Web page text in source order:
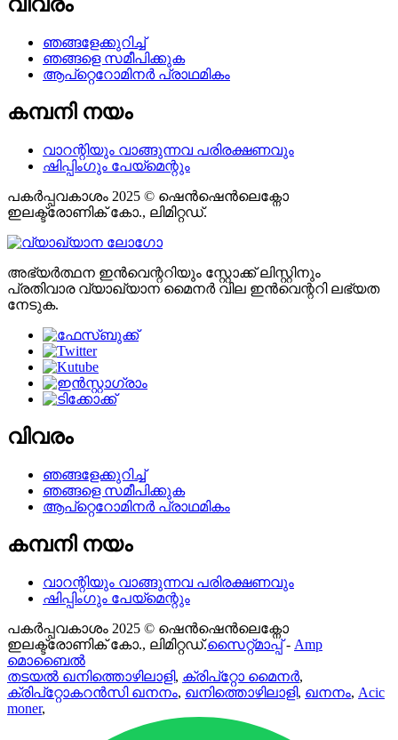
ഞങ്ങളേക്കുറിച്ച്
ഞങ്ങളെ സമീപിക്കുക
ആപ്റ്റെറോമിനർ പ്രാഥമികം
കമ്പനി നയം
വാറന്റിയും വാങ്ങുന്നവ പരിരക്ഷണവും
ഷിപ്പിംഗും പേയ്മെന്റും
പകർപ്പവകാശം 2025 © ഷെൻഷെൻലെക്നോ
ഇലക്ട്രോണിക് കോ., ലിമിറ്റഡ്.
അഭ്യർത്ഥന ഇൻവെന്ററിയും സ്റ്റോക്ക് ലിസ്റ്റിനും
പ്രതിവാര വ്യാഖ്യാന മൈനർ വില ഇൻവെന്ററി ലഭ്യത
നേടുക.
വിവരം
ഞങ്ങളേക്കുറിച്ച്
ഞങ്ങളെ സമീപിക്കുക
ആപ്റ്റെറോമിനർ പ്രാഥമികം
കമ്പനി നയം
വാറന്റിയും വാങ്ങുന്നവ പരിരക്ഷണവും
ഷിപ്പിംഗും പേയ്മെന്റും
പകർപ്പവകാശം 2025 © ഷെൻഷെൻലെക്നോ
ഇലക്ട്രോണിക് കോ., ലിമിറ്റഡ്.സൈറ്റ്മാപ്പ്- Amp
മൊബൈൽ
തടയൽ ഖനിത്തൊഴിലാളി, ക്രിപ്റ്റോ മൈനർ,
ക്രിപ്റ്റോകറൻസി ഖനനം, ഖനിത്തൊഴിലാളി, ഖനനം, Acic
moner,